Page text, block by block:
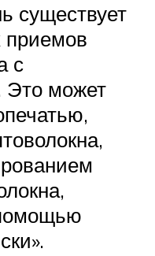
существует
приемов
с
Это может